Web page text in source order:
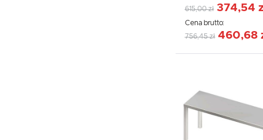
615,00 zł 374,54
Cena brutto:
756,45 zł 460,68